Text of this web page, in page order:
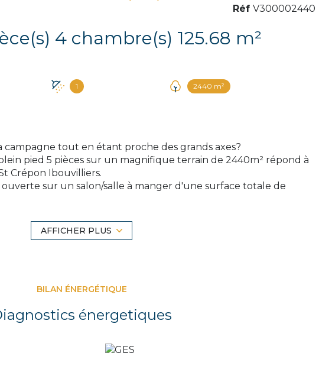
Maison 5 pièce(s) 4 chambre(s) 125.68 m²
1 2440 m²
Réf V300002440
tout en étant proche des grands axes?
pied 5 pièces sur un magnifique terrain de 2440m² répond à
Crépon Ibouvilliers.
sur un salon/salle à manger d'une surface totale de
d'un radiateur électrique dernière génération.
un WC indépendant, une salle de bains avec WC intégré, 4
d'une moustiquaire.
qui souhaitent vivre dans un environnement paisible avec une
AFFICHER PLUS
BILAN ÉNERGÉTIQUE
énergetiques